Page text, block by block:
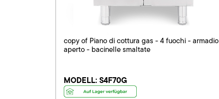
copy of Piano di cottura gas - 4 fuochi - armadio
aperto - bacinelle smaltate
MODELL: S4F70G